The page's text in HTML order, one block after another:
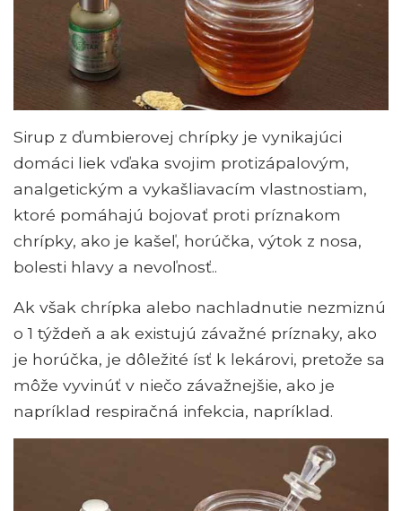
Sirup z ďumbierovej chrípky je vynikajúci
domáci liek vďaka svojim protizápalovým,
analgetickým a vykašliavacím vlastnostiam,
ktoré pomáhajú bojovať proti príznakom
chrípky, ako je kašeľ, horúčka, výtok z nosa,
bolesti hlavy a nevoľnosť..
Ak však chrípka alebo nachladnutie nezmiznú
o 1 týždeň a ak existujú závažné príznaky, ako
je horúčka, je dôležité ísť k lekárovi, pretože sa
môže vyvinúť v niečo závažnejšie, ako je
napríklad respiračná infekcia, napríklad.